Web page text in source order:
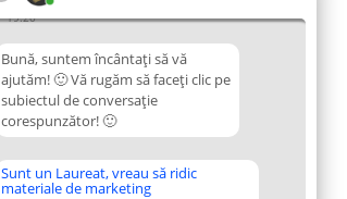
19:20
Bună, suntem încântați să vă
ajutăm! 🙂 Vă rugăm să faceți clic pe
subiectul de conversație
corespunzător! 🙂
Sunt un Laureat, vreau să ridic
materiale de marketing